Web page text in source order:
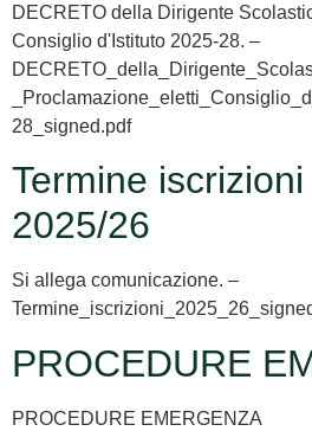
DECRETO della Dirigente
Consiglio d'Istituto 2025-28. –
28_signed.pdf
Termine iscrizioni
2025/26
Si allega comunicazione. –
PROCEDURE
PROCEDURE EMERGENZA